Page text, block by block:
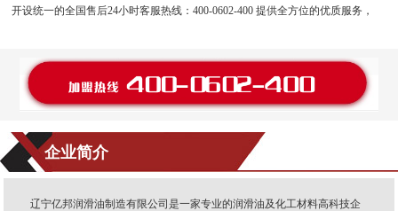
开设统一的全国售后24小时客服热线：400-0602-400 提供全方位的优质服务，
企业简介
辽宁亿邦润滑油制造有限公司是一家专业的润滑油及化工材料高科技企